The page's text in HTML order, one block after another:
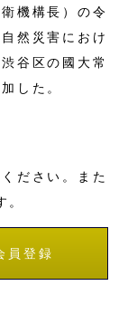
機構長）の令
然災害におけ
谷区の國大常
した。
ださい。また
。
員登録